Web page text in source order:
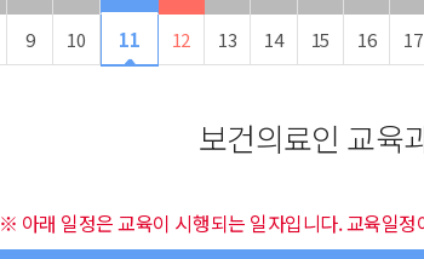
9 10 11 12 13 14 15 16 17
보건의료인 교육
※ 아래 일정은 교육이 시행되는 일자입니다. 교육일